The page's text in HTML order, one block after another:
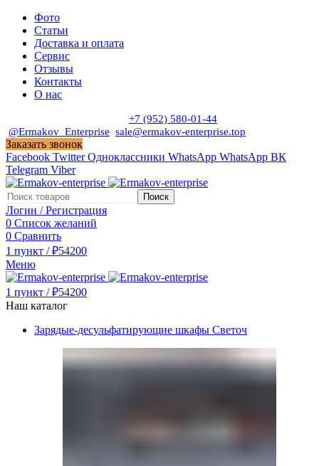
Фото
Статьи
Доставка и оплата
Сервис
Отзывы
Контакты
О нас
+7 (952) 580-01-44
@Ermakov_Enterprise sale@ermakov-enterprise.top
Заказать звонок
Facebook Twitter Одноклассники WhatsApp WhatsApp ВК
Telegram Viber
Поиск
Логин / Регистрация
0 Список желаний
0 Сравнить
1 пункт / ₽54200
Меню
1 пункт / ₽54200
Наш каталог
Зарядые-десульфатирующие шкафы Светоч